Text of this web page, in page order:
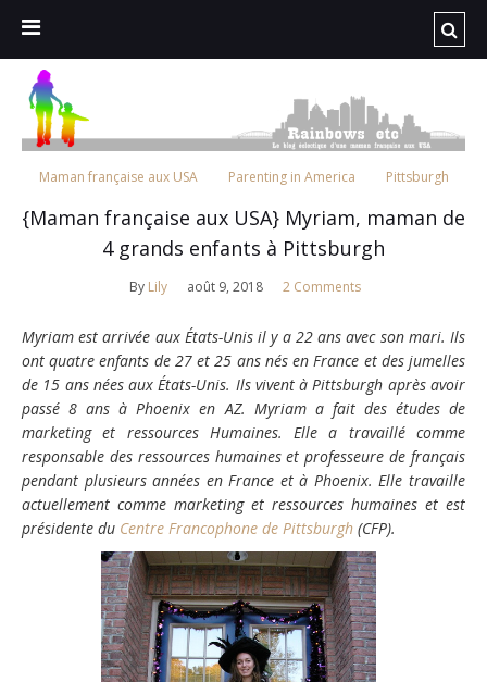
Maman française aux USA Parenting in America Pittsburgh
{Maman française aux USA} Myriam, maman de
4 grands enfants à Pittsburgh
By Lily août 9, 2018 2 Comments
Myriam est arrivée aux États-Unis il y a 22 ans avec son mari. Ils
ont quatre enfants de 27 et 25 ans nés en France et des jumelles
de 15 ans nées aux États-Unis. Ils vivent à Pittsburgh après avoir
passé 8 ans à Phoenix en AZ. Myriam a fait des études de
marketing et ressources Humaines. Elle a travaillé comme
responsable des ressources humaines et professeure de français
pendant plusieurs années en France et à Phoenix. Elle travaille
actuellement comme marketing et ressources humaines et est
présidente du Centre Francophone de Pittsburgh (CFP).